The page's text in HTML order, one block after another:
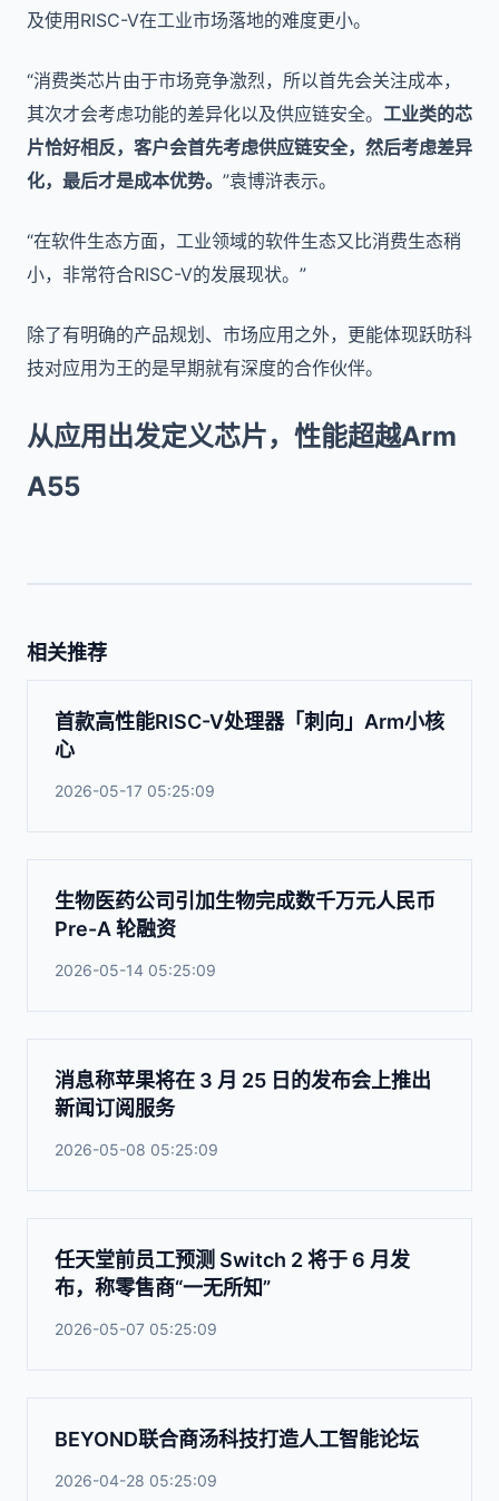
及使用RISC-V在工业市场落地的难度更小。
“消费类芯片由于市场竞争激烈，所以首先会关注成本，
其次才会考虑功能的差异化以及供应链安全。 工业类的芯
片恰好相反，客户会首先考虑供应链安全，然后考虑差异
化，最后才是成本优势。 ”袁博浒表示。
“在软件生态方面，工业领域的软件生态又比消费生态稍
小，非常符合RISC-V的发展现状。”
除了有明确的产品规划、市场应用之外，更能体现跃昉科
技对应用为王的是早期就有深度的合作伙伴。
从应用出发定义芯片，性能超越Arm
A55
相关推荐
首款高性能RISC-V处理器「刺向」Arm小核
心
2026-05-17 05:25:09
生物医药公司引加生物完成数千万元人民币
Pre-A 轮融资
2026-05-14 05:25:09
消息称苹果将在 3 月 25 日的发布会上推出
新闻订阅服务
2026-05-08 05:25:09
任天堂前员工预测 Switch 2 将于 6 月发
布，称零售商“一无所知”
2026-05-07 05:25:09
BEYOND联合商汤科技打造人工智能论坛
2026-04-28 05:25:09